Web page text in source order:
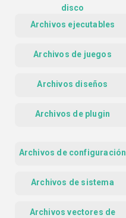
disco
Archivos ejecutables
Archivos de juegos
Archivos diseños
Archivos de plugin
Archivos de configuración
Archivos de sistema
Archivos vectores de